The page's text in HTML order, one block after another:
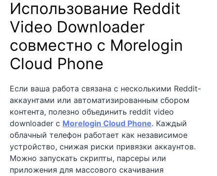
Использование Reddit
Video Downloader
совместно с Morelogin
Cloud Phone
Если ваша работа связана с несколькими Reddit-
аккаунтами или автоматизированным сбором
контента, полезно объединить reddit video
downloader с Morelogin Cloud Phone. Каждый
облачный телефон работает как независимое
устройство, снижая риски привязки аккаунтов.
Можно запускать скрипты, парсеры или
приложения для массового скачивания